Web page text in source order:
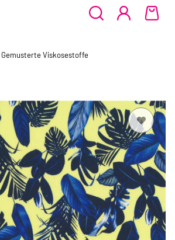
Gemusterte Viskosestoffe